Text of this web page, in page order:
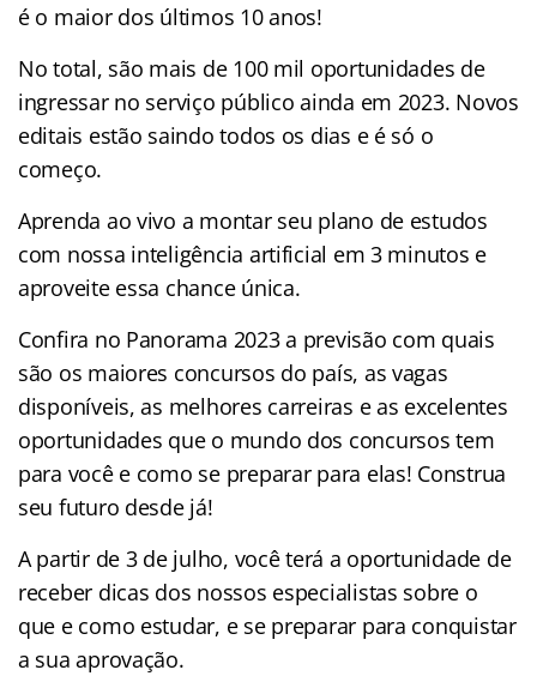
é o maior dos últimos 10 anos!
No total, são mais de 100 mil oportunidades de
ingressar no serviço público ainda em 2023. Novos
editais estão saindo todos os dias e é só o
começo.
Aprenda ao vivo a montar seu plano de estudos
com nossa inteligência artificial em 3 minutos e
aproveite essa chance única.
Confira no Panorama 2023 a previsão com quais
são os maiores concursos do país, as vagas
disponíveis, as melhores carreiras e as excelentes
oportunidades que o mundo dos concursos tem
para você e como se preparar para elas! Construa
seu futuro desde já!
A partir de 3 de julho, você terá a oportunidade de
receber dicas dos nossos especialistas sobre o
que e como estudar, e se preparar para conquistar
a sua aprovação.